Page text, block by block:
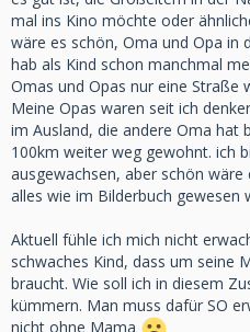
mal ins Kino möchte oder
wäre es schön, Oma und Opa in
hab als Kind schon manchmal
Omas und Opas nur eine Straße
Meine Opas waren seit ich
im Ausland, die andere Oma hat
100km weiter weg gewohnt. ich
ausgewachsen, aber schön
alles wie im Bilderbuch gewesen
Aktuell fühle ich mich nicht
schwaches Kind, dass um seine
braucht. Wie soll ich in diesem
kümmern. Man muss dafür SO
nicht ohne Mama